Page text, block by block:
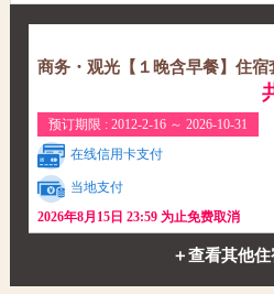
商务・观光【１晚含早餐】住宿
预订期限 : 2012-2-16 ～ 2026-10-31
在线信用卡支付
当地支付
2026年8月15日 23:59 为止免费取消
＋查看其他